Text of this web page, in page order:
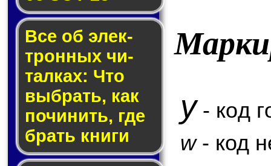
Все об элек­
трон­ных чи­
тал­ках: Что
выб­рать, как
по­чи­нить, где
брать кни­ги
y- код
w- код